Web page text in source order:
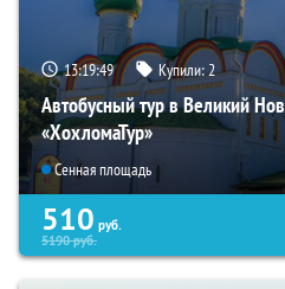
13:19:47 Купили: 2
Автобусный тур в Великий
«ХохломаТур»
Сенная площадь
510 руб.
5190руб.